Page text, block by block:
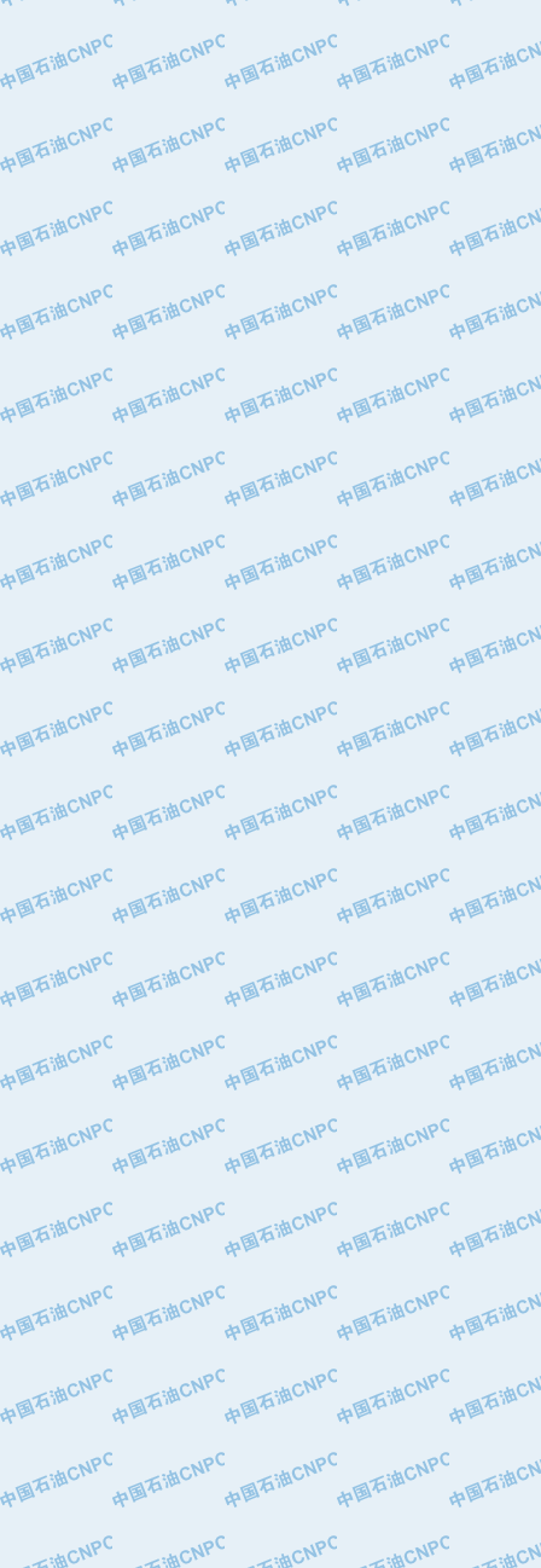
·无锡西姆莱斯石油专用管制造有限公
·沈阳全密封变压器股份有限公司
·河北华北石油天成实业集团有限公司
·特变电工股份有限公司
·中国石化镇海炼油化工股份有限公司
·重庆川东阀门制造有限公司
·三明高中压阀门有限公司
·宁波永泰塑料机械有限公司宁波高压
·上海人民企业集团有限公司
·西安巨力石油技术有限责任公司
·青岛汉缆股份有限公司
·厦门市榕兴新世纪石油设备制造有限
·大港油田集团中成机械制造有限公司
·承德司达石油装备开发公司
·四川明星电缆有限公司
·中国石油大庆石油化工总厂
·中国石油化工股份有限公司催化剂长
·北京长空工业有限公司
·北京中旭阳光石油天然气科技有限公
·托肯恒山科技（广州）有限公司
·北京德泰联华科技发展有限公司
·美钻石油钻采系统（上海）有限公司
·陕西爱瑞德控制工程有限公司
·成都皖东仪表电缆成套系统有限公司
·成都中寰机电设备有限公司
·河北保定天威集团特变电气有限公司
·中国石油辽阳石油化纤公司
·托肯恒山科技（广州）有限公司
·大庆油田飞马有限公司
·大庆油田有限责任公司
·中国石油华北油田公司
·中国石油锦西石化分公司
·天津钢管集团股份有限公司
·深圳市肯多斯实业发展有限公司
·瓦卢瑞克.曼内斯曼石油专用管（德
·无锡西姆莱斯石油专用管制造有限公
·武汉钢铁（集团）公司
·太原钢铁(集团)有限公司
·马鞍山钢铁股份有限公司
·中国石油天然气股份有限公司兰州石